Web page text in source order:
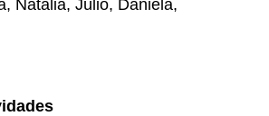
Natália, Júlio, Daniela,